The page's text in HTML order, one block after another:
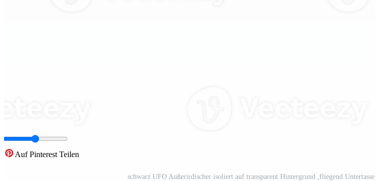
Auf Pinterest Teilen
schwarz UFO Außerirdischer isoliert auf transparent Hintergrund ,fliegend Untertasse